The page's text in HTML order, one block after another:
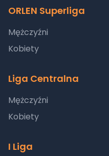
ORLEN Superliga
Mężczyźni
Kobiety
Liga Centralna
Mężczyźni
Kobiety
I Liga